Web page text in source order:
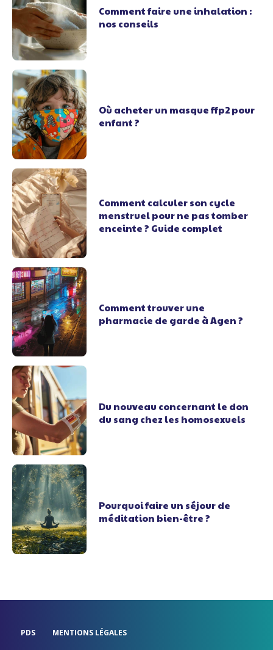
Comment faire une inhalation :
nos conseils
Où acheter un masque ffp2 pour
enfant ?
Comment calculer son cycle
menstruel pour ne pas tomber
enceinte ? Guide complet
Comment trouver une
pharmacie de garde à Agen ?
Du nouveau concernant le don
du sang chez les homosexuels
Pourquoi faire un séjour de
méditation bien-être ?
PDS MENTIONS LÉGALES